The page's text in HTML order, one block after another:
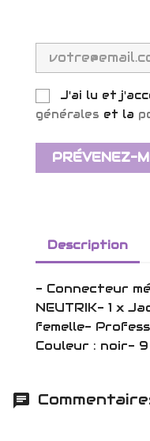
J'ai lu et
générales et la
PRÉVENEZ-
Description
- Connecteur
NEUTRIK- 1 x
femelle-
Couleur : noir- 9